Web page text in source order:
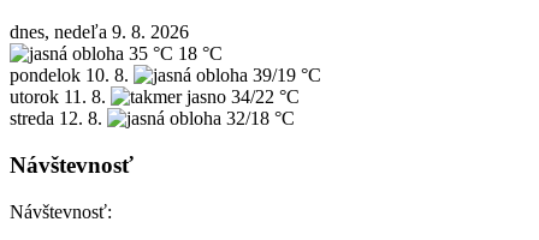
dnes, nedeľa 9. 8. 2026
35 °C 18 °C
pondelok 10. 8.
39/19 °C
utorok 11. 8.
34/22 °C
streda 12. 8. 32/18 °C
Návštevnosť
Návštevnosť: